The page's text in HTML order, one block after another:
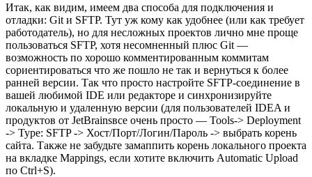
Итак, как видим, имеем два способа для подключения и
отладки: Git и SFTP. Тут уж кому как удобнее (или как требует
работодатель), но для несложных проектов лично мне проще
пользоваться SFTP, хотя несомненный плюс Git —
возможность по хорошо комментированным коммитам
сориентироваться что же пошло не так и вернуться к более
ранней версии. Так что просто настройте SFTP-соединение в
вашей любимой IDE или редакторе и синхронизируйте
локальную и удаленную версии (для пользователей IDEA и
продуктов от JetBrainsвсе очень просто — Tools-> Deployment
-> Type: SFTP -> Хост/Порт/Логин/Пароль -> выбрать корень
сайта. Также не забудьте замаппить корень локального проекта
на вкладке Mappings, если хотите включить Automatic Upload
по Ctrl+S).